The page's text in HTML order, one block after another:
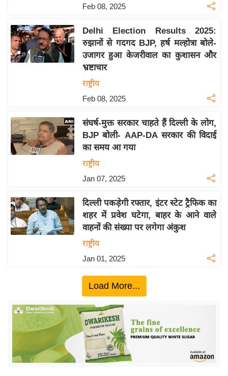
मि
सा
ल
ल
श
ख्सि
ग
इं
डि
ज
ग
त
टो
Feb 08, 2025
Delhi Election Results 2025:
रुझानों से गदगद BJP, हर्ष मल्होत्रा बोले-
उजागर हुआ केजरीवाल का कुशासन और
भ्रष्टाचार
राष्ट्रीय
Feb 08, 2025
संघर्ष-मुक्त सरकार चाहते हैं दिल्ली के लोग,
BJP बोली- AAP-DA सरकार की विदाई
का समय आ गया
राष्ट्रीय
Jan 07, 2025
दिल्ली पकड़ेगी रफ्तार, इंटर स्टेट ट्रैफिक का
शहर में प्रवेश घटेगा, बाहर के आने वाले
वाहनों की संख्या पर लगेगा अंकुश
राष्ट्रीय
Jan 01, 2025
Load More...